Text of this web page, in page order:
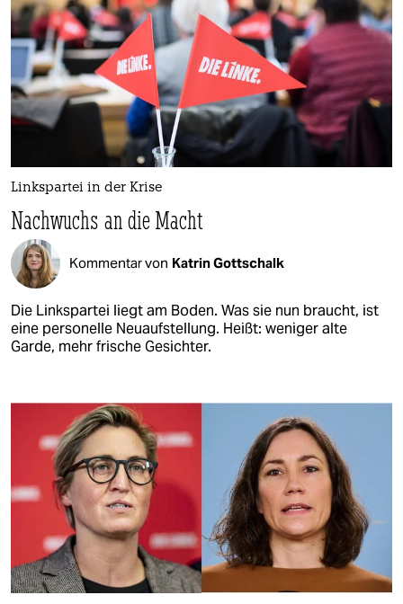
Linkspartei in der Krise
Nachwuchs an die Macht
Kommentar von Katrin Gottschalk
Die Linkspartei liegt am Boden. Was sie nun braucht, ist
eine personelle Neuaufstellung. Heißt: weniger alte
Garde, mehr frische Gesichter.